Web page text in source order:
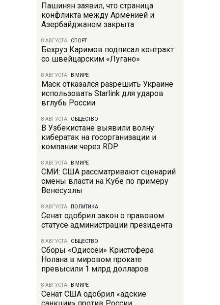
Пашинян заявил, что страница
конфликта между Арменией и
Азербайджаном закрыта
8 АВГУСТА СПОРТ
Бехруз Каримов подписал контракт
со швейцарским «Лугано»
8 АВГУСТА В МИРЕ
Маск отказался разрешить Украине
использовать Starlink для ударов
вглубь России
8 АВГУСТА ОБЩЕСТВО
В Узбекистане выявили волну
кибератак на госорганизации и
компании через RDP
8 АВГУСТА В МИРЕ
СМИ: США рассматривают сценарий
смены власти на Кубе по примеру
Венесуэлы
8 АВГУСТА ПОЛИТИКА
Сенат одобрил закон о правовом
статусе администрации президента
8 АВГУСТА ОБЩЕСТВО
Сборы «Одиссеи» Кристофера
Нолана в мировом прокате
превысили 1 млрд долларов
8 АВГУСТА В МИРЕ
Сенат США одобрил «адские